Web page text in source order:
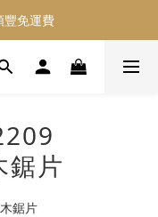
回贈
豐免運費
回贈
片
鋸片